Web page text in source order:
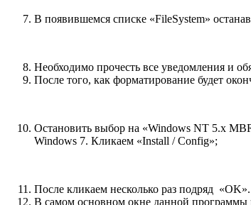
В появившемся списке «FilеSystеm»
Необходимо прочесть все уведомления и
После того, как форматирование будет
Остановить выбор на «Windows NT 5.x
Windows 7. Кликаем «Install / Config»;
После кликаем несколько раз подряд
В самом основном окне данной программы